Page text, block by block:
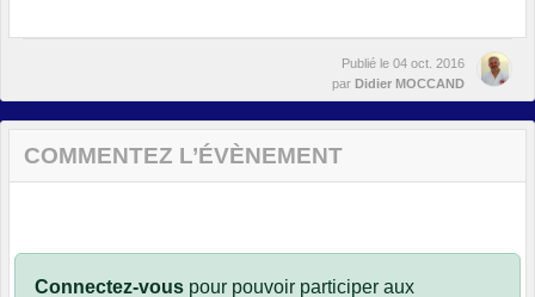
Publié le 04 oct. 2016
par Didier MOCCAND
COMMENTEZ L’ÉVÈNEMENT
Connectez-vous pour pouvoir participer aux